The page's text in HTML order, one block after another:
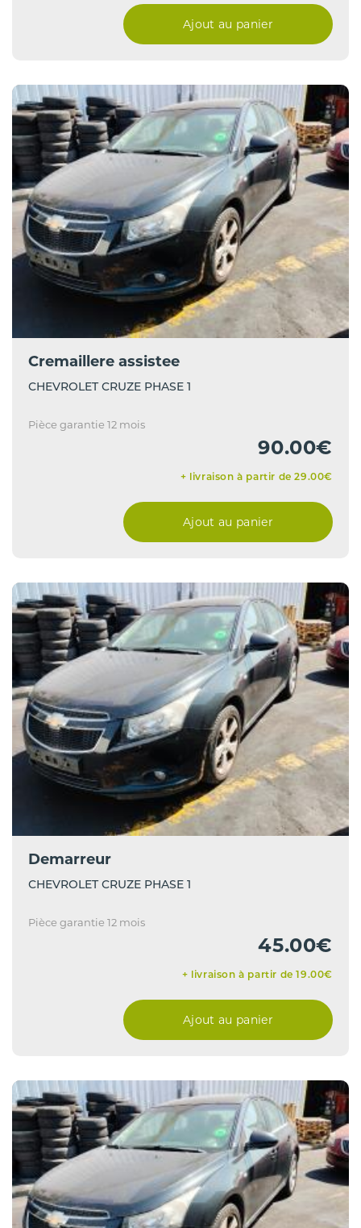
Ajout au panier
Cremaillere assistee
CHEVROLET CRUZE PHASE 1
Pièce garantie 12 mois
90.00€
+ livraison à partir de 29.00€
Ajout au panier
Demarreur
CHEVROLET CRUZE PHASE 1
Pièce garantie 12 mois
45.00€
+ livraison à partir de 19.00€
Ajout au panier